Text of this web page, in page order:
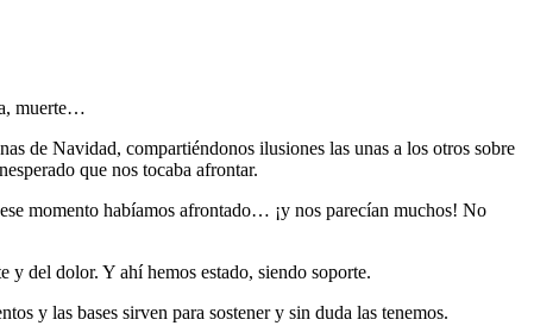
muerte…
de Navidad, compartiéndonos ilusiones las unas a los otros sobre
que nos tocaba afrontar.
momento habíamos afrontado… ¡y nos parecían muchos! No
del dolor. Y ahí hemos estado, siendo soporte.
y las bases sirven para sostener y sin duda las tenemos.